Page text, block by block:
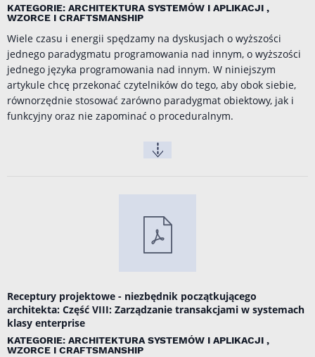
KATEGORIE: ARCHITEKTURA SYSTEMÓW I APLIKACJI ,
WZORCE I CRAFTSMANSHIP
Wiele czasu i energii spędzamy na dyskusjach o wyższości
jednego paradygmatu programowania nad innym, o wyższości
jednego języka programowania nad innym. W niniejszym
artykule chcę przekonać czytelników do tego, aby obok siebie,
równorzędnie stosować zarówno paradygmat obiektowy, jak i
funkcyjny oraz nie zapominać o proceduralnym.
Receptury projektowe - niezbędnik początkującego
architekta: Część VIII: Zarządzanie transakcjami w systemach
klasy enterprise
KATEGORIE: ARCHITEKTURA SYSTEMÓW I APLIKACJI ,
WZORCE I CRAFTSMANSHIP